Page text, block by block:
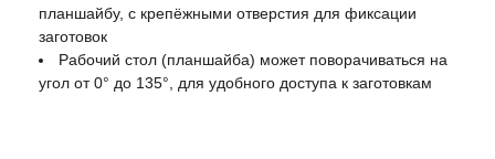
планшайбу, с крепёжными отверстия для фиксации
заготовок
Рабочий стол (планшайба) может поворачиваться на
угол от 0° до 135°, для удобного доступа к заготовкам